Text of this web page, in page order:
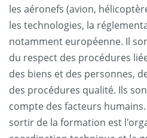
les aéronefs (avion,
les technologies, la
notamment européenne. Il
du respect des procédures
des biens et des personnes,
des procédures qualité. Ils
compte des facteurs
sortir de la formation est